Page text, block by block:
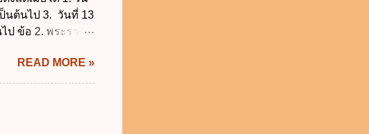
นต้นไป 3. วันที่ 13
ป ข้อ 2. พระราช
ณ (ฉบับที่ 3) พ.ศ.
ประกาศของ
ต้อง 1. นายก
บประมาณ พ.ศ.
READ MORE »